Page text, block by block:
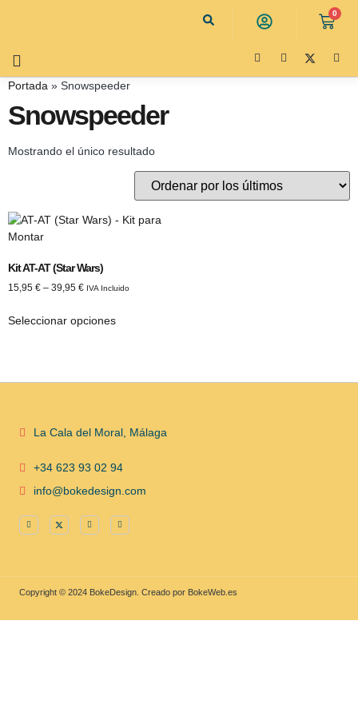
0
Portada » Snowspeeder
Snowspeeder
Mostrando el único resultado
Kit AT-AT (Star Wars)
15,95 € – 39,95 € IVA Incluido
Seleccionar opciones
La Cala del Moral, Málaga
+34 623 93 02 94
info@bokedesign.com
Copyright © 2024 BokeDesign. Creado por BokeWeb.es